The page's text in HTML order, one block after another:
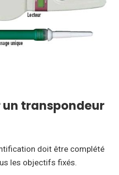
un transpondeur
doit être complété
les objectifs fixés.